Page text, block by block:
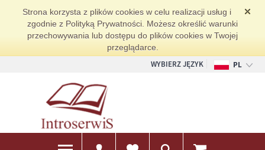
Strona korzysta z plików cookies w celu realizacji usług i
zgodnie z Polityką Prywatności. Możesz określić warunki
przechowywania lub dostępu do plików cookies w Twojej
przeglądarce.
WYBIERZ JĘZYK
PL